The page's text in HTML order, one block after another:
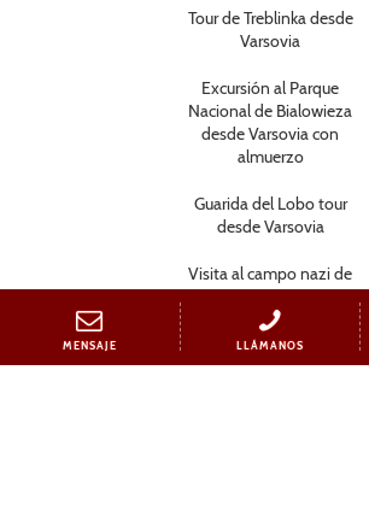
MENSAJE LLÁMANOS
Tour de Treblinka desde
Varsovia
Excursión al Parque
Nacional de Bialowieza
desde Varsovia con
almuerzo
Guarida del Lobo tour
desde Varsovia
Visita al campo nazi de
Treblinka desde
Varsovia